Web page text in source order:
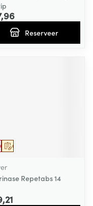
Reserveer
Op voorschrift
Geneesmiddel
Repetabs 14